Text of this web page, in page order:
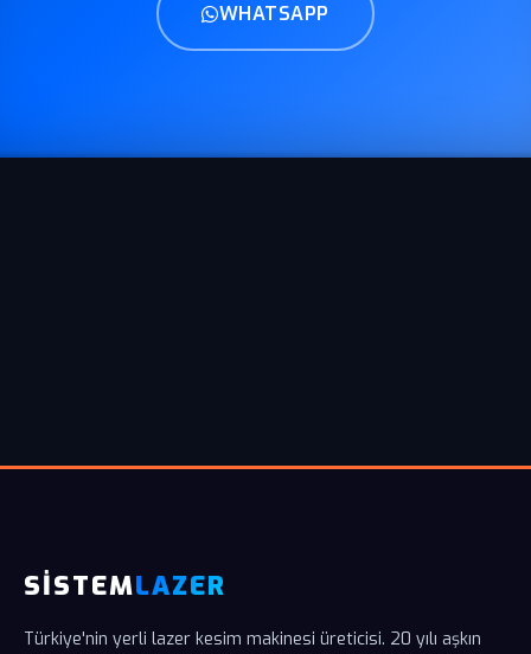
WHATSAPP
SİSTEMLAZER
Türkiye'nin yerli lazer kesim makinesi üreticisi. 20 yılı aşkın